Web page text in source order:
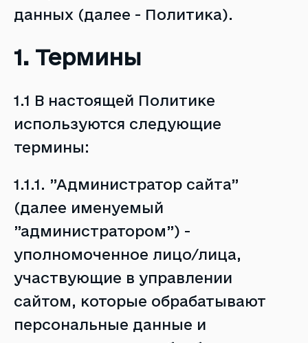
данных (далее - Политика).
1. Термины
1.1 В настоящей Политике
используются следующие
термины:
1.1.1. ”Администратор сайта”
(далее именуемый
”администратором”) -
уполномоченное лицо/лица,
участвующие в управлении
сайтом, которые обрабатывают
персональные данные и